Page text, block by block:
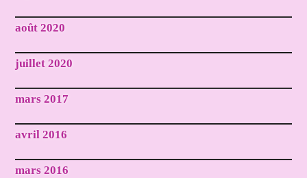
août 2020
juillet 2020
mars 2017
avril 2016
mars 2016